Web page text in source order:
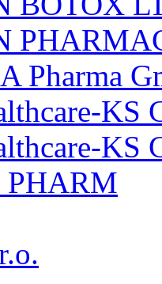
Pharma
KS
KS